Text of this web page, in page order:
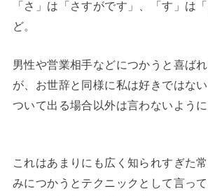
「さ」は「さすがです」、「す」は
ど。
男性や営業相手などにつかうと喜ば
が、お世辞と同様に私は好きではな
ついて出る場合以外は言わないように
これはあまりにも広く知られすぎた
みにつかうとテクニックとして言っ